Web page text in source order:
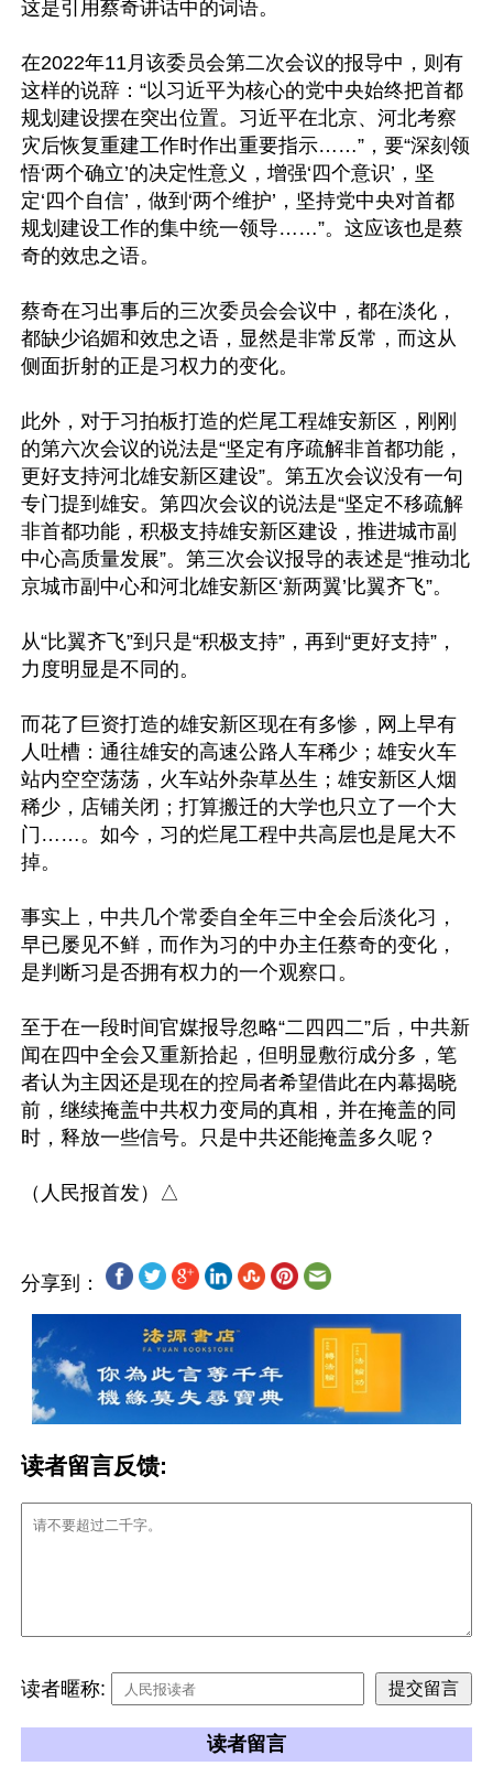
这是引用蔡奇讲话中的词语。
在2022年11月该委员会第二次会议的报导中，则有
这样的说辞：“以习近平为核心的党中央始终把首都
规划建设摆在突出位置。习近平在北京、河北考察
灾后恢复重建工作时作出重要指示……”，要“深刻领
悟‘两个确立’的决定性意义，增强‘四个意识’，坚
定‘四个自信’，做到‘两个维护’，坚持党中央对首都
规划建设工作的集中统一领导……”。这应该也是蔡
奇的效忠之语。
蔡奇在习出事后的三次委员会会议中，都在淡化，
都缺少谄媚和效忠之语，显然是非常反常，而这从
侧面折射的正是习权力的变化。
此外，对于习拍板打造的烂尾工程雄安新区，刚刚
的第六次会议的说法是“坚定有序疏解非首都功能，
更好支持河北雄安新区建设”。第五次会议没有一句
专门提到雄安。第四次会议的说法是“坚定不移疏解
非首都功能，积极支持雄安新区建设，推进城市副
中心高质量发展”。第三次会议报导的表述是“推动北
京城市副中心和河北雄安新区‘新两翼’比翼齐飞”。
从“比翼齐飞”到只是“积极支持”，再到“更好支持”，
力度明显是不同的。
而花了巨资打造的雄安新区现在有多惨，网上早有
人吐槽：通往雄安的高速公路人车稀少；雄安火车
站内空空荡荡，火车站外杂草丛生；雄安新区人烟
稀少，店铺关闭；打算搬迁的大学也只立了一个大
门……。如今，习的烂尾工程中共高层也是尾大不
掉。
事实上，中共几个常委自全年三中全会后淡化习，
早已屡见不鲜，而作为习的中办主任蔡奇的变化，
是判断习是否拥有权力的一个观察口。
至于在一段时间官媒报导忽略“二四四二”后，中共新
闻在四中全会又重新拾起，但明显敷衍成分多，笔
者认为主因还是现在的控局者希望借此在内幕揭晓
前，继续掩盖中共权力变局的真相，并在掩盖的同
时，释放一些信号。只是中共还能掩盖多久呢？
分享到：
读者留言反馈:
读者暱称:
读者留言